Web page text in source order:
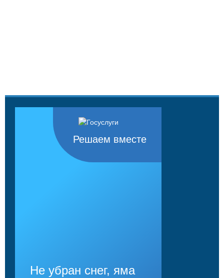
Решаем вместе
Не убран снег, яма